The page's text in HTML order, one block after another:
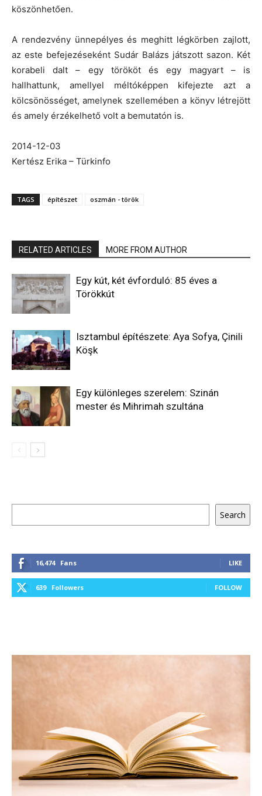
köszönhetően.
A rendezvény ünnepélyes és meghitt légkörben zajlott,
az este befejezéseként Sudár Balázs játszott sazon. Két
korabeli dalt – egy törököt és egy magyart – is
hallhattunk, amellyel méltóképpen kifejezte azt a
kölcsönösséget, amelynek szellemében a könyv létrejött
és amely érzékelhető volt a bemutatón is.
2014-12-03
Kertész Erika – Türkinfo
TAGS építészet oszmán - török
RELATED ARTICLES MORE FROM AUTHOR
Egy kút, két évforduló: 85 éves a
Törökkút
Isztambul építészete: Aya Sofya, Çinili
Köşk
Egy különleges szerelem: Szinán
mester és Mihrimah szultána
Search
16,474 Fans LIKE
639 Followers FOLLOW